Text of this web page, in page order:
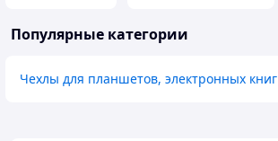
Популярные категории
Чехлы для планшетов, электронных книг